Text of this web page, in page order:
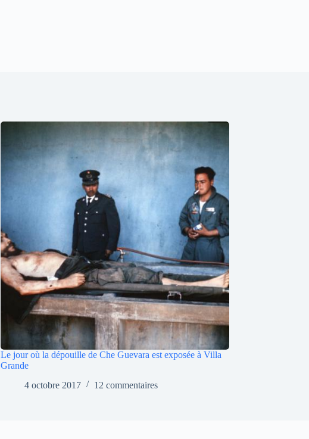
Le jour où la dépouille de Che Guevara est exposée à Villa
Grande
4 octobre 2017
12 commentaires